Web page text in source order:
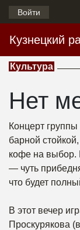
Войти
Кузнецкий
Культура
Нет
Концерт
барной
кофе на выбор.
— чуть
что будет
В этот вечер
Проскурякова